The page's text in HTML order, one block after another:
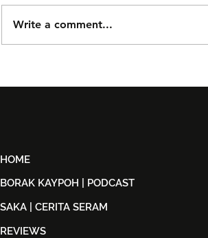
Write a comment...
HOME
BORAK KAYPOH | PODCAST
SAKA | CERITA SERAM
REVIEWS